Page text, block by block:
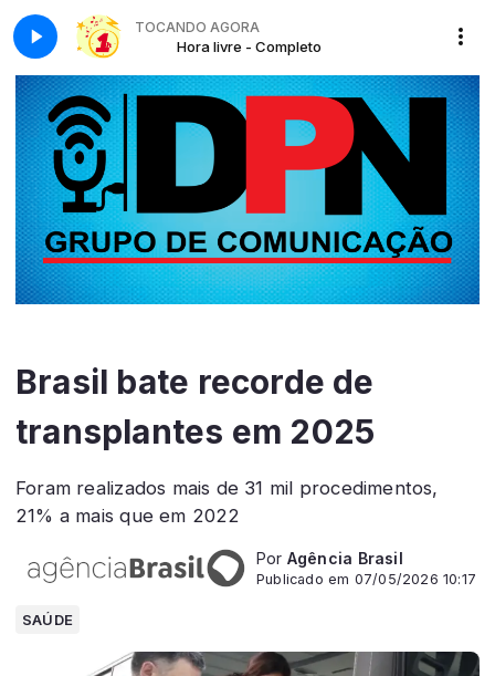
TOCANDO AGORA
Hora livre - Completo
Brasil bate recorde de
transplantes em 2025
Foram realizados mais de 31 mil procedimentos,
21% a mais que em 2022
Por Agência Brasil
Publicado em 07/05/2026 10:17
SAÚDE